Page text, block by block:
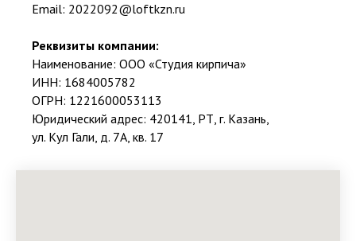
Email: 2022092@loftkzn.ru
Реквизиты компании:
Наименование: ООО «Студия кирпича»
ИНН: 1684005782
ОГРН: 1221600053113
Юридический адрес: 420141, РТ, г. Казань,
ул. Кул Гали, д. 7А, кв. 17